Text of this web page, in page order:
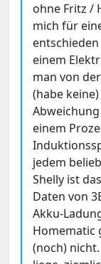
ohne Fritz /
mich für
einem
man von
(habe
einem
jedem
Shelly ist
Daten von
Akku-
Homematic
(noch)